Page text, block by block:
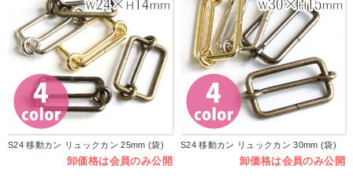
S24 移動カン リュックカン 25mm (袋)
卸価格は会員のみ公開
S24 移動カン リュックカン 30mm (袋)
卸価格は会員のみ公開